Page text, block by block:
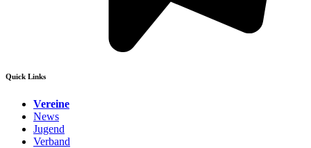
Quick Links
Vereine
News
Jugend
Verband